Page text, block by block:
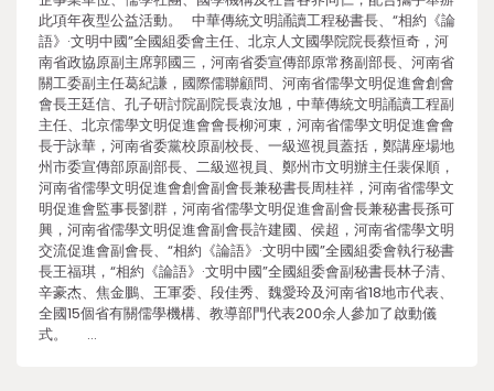
此項年夜型公益活動。 中華傳統文明誦讀工程秘書長、“相約《論
語》·文明中國”全國組委會主任、北京人文國學院院長蔡恒奇，河
南省政協原副主席郭國三，河南省委宣傳部原常務副部長、河南省
關工委副主任葛紀謙，國際儒聯顧問、河南省儒學文明促進會創會
會長王廷信、孔子研討院副院長袁汝旭，中華傳統文明誦讀工程副
主任、北京儒學文明促進會會長柳河東，河南省儒學文明促進會會
長于詠華，河南省委黨校原副校長、一級巡視員蓋括，鄭講座場地
州市委宣傳部原副部長、二級巡視員、鄭州市文明辦主任裴保順，
河南省儒學文明促進會創會副會長兼秘書長周桂祥，河南省儒學文
明促進會監事長劉群，河南省儒學文明促進會副會長兼秘書長孫可
興，河南省儒學文明促進會副會長許建國、侯超，河南省儒學文明
交流促進會副會長、“相約《論語》·文明中國”全國組委會執行秘書
長王福琪，“相約《論語》·文明中國”全國組委會副秘書長林子清、
辛豪杰、焦金鵬、王軍委、段佳秀、魏愛玲及河南省18地市代表、
全國15個省有關儒學機構、教導部門代表200余人參加了啟動儀
式。 …